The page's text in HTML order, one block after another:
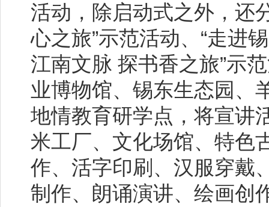
活动，除启动式之外，还
心之旅”示范活动、“走进
江南文脉 探书香之旅”示
业博物馆、锡东生态园、
地情教育研学点，将宣讲
米工厂、文化场馆、特色
作、活字印刷、汉服穿戴
制作、朗诵演讲、绘画创